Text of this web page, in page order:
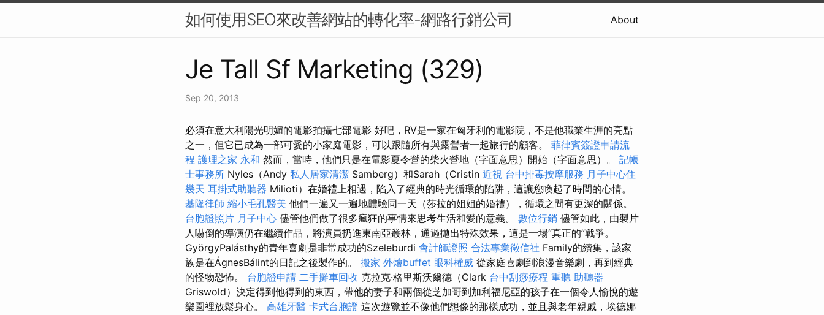
如何使用SEO來改善網站的轉化率-網路行銷公司 About
Je Tall Sf Marketing (329)
Sep 20, 2013
必須在意大利陽光明媚的電影拍攝七部電影 好吧，RV是一家在匈牙利的電影院，不是他職業生涯的亮點
之一，但它已成為一部可愛的小家庭電影，可以跟隨所有與露營者一起旅行的顧客。 菲律賓簽證申請流
程 護理之家 永和 然而，當時，他們只是在電影夏令營的柴火營地（字面意思）開始（字面意思）。 記帳
士事務所 Nyles（Andy 私人居家清潔 Samberg）和Sarah（Cristin 近視 台中排毒按摩服務 月子中心住
幾天 耳掛式助聽器 Milioti）在婚禮上相遇，陷入了經典的時光循環的陷阱，這讓您喚起了時間的心情。
基隆律師 縮小毛孔醫美 他們一遍又一遍地體驗同一天（莎拉的姐姐的婚禮），循環之間有更深的關係。
台胞證照片 月子中心 儘管他們做了很多瘋狂的事情來思考生活和愛的意義。 數位行銷 儘管如此，由製片
人嚇倒的導演仍在繼續作品，將演員扔進東南亞叢林，通過拋出特殊效果，這是一場“真正的”戰爭。
GyörgyPalásthy的青年喜劇是非常成功的Szeleburdi 會計師證照 合法專業徵信社 Family的續集，該家
族是在ÁgnesBálint的日記之後製作的。 搬家 外燴buffet 眼科權威 從家庭喜劇到浪漫音樂劇，再到經典
的怪物恐怖。 台胞證申請 二手攤車回收 克拉克·格里斯沃爾德（Clark 台中刮痧療程 重聽 助聽器
Griswold）決定得到他得到的東西，帶他的妻子和兩個從芝加哥到加利福尼亞的孩子在一個令人愉悅的遊
樂園裡放鬆身心。 高雄牙醫 卡式台胞證 這次遊覽並不像他們想像的那樣成功，並且與老年親戚，埃德娜